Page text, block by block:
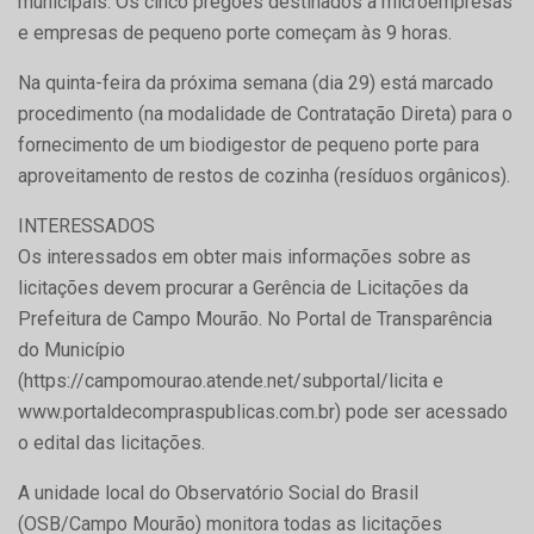
e empresas de pequeno porte começam às 9 horas.
Na quinta-feira da próxima semana (dia 29) está marcado
procedimento (na modalidade de Contratação Direta) para o
fornecimento de um biodigestor de pequeno porte para
aproveitamento de restos de cozinha (resíduos orgânicos).
INTERESSADOS
Os interessados em obter mais informações sobre as
licitações devem procurar a Gerência de Licitações da
Prefeitura de Campo Mourão. No Portal de Transparência
do Município
(https://campomourao.atende.net/subportal/licita e
www.portaldecompraspublicas.com.br) pode ser acessado
o edital das licitações.
A unidade local do Observatório Social do Brasil
(OSB/Campo Mourão) monitora todas as licitações